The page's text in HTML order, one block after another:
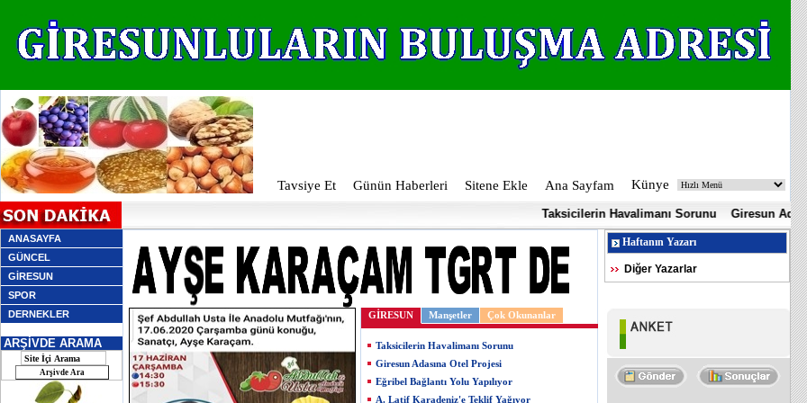
Tavsiye Et Günün Haberleri Sitene Ekle Ana Sayfam Künye
Taksicilerin Havalimanı Sorunu Giresun Adasına
ANASAYFA
GÜNCEL
GİRESUN
SPOR
DERNEKLER
ARŞİVDE ARAMA
GİRESUN Manşetler Çok Okunanlar
Taksicilerin Havalimanı Sorunu
Giresun Adasına Otel Projesi
Eğribel Bağlantı Yolu Yapılıyor
A. Latif Karadeniz'e Teklif Yağıyor
Haftanın Yazarı
Diğer Yazarlar